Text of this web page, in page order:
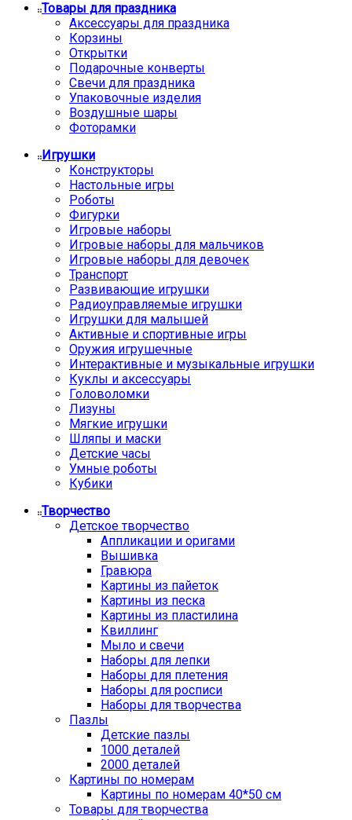
Товары для праздника
Аксессуары для праздника
Корзины
Открытки
Подарочные конверты
Свечи для праздника
Упаковочные изделия
Воздушные шары
Фоторамки
Игрушки
Конструкторы
Настольные игры
Роботы
Фигурки
Игровые наборы
Игровые наборы для мальчиков
Игровые наборы для девочек
Транспорт
Развивающие игрушки
Радиоуправляемые игрушки
Игрушки для малышей
Активные и спортивные игры
Оружия игрушечные
Интерактивные и музыкальные игрушки
Куклы и аксессуары
Головоломки
Лизуны
Мягкие игрушки
Шляпы и маски
Детские часы
Умные роботы
Кубики
Творчество
Детское творчество
Аппликации и оригами
Вышивка
Гравюра
Картины из пайеток
Картины из песка
Картины из пластилина
Квиллинг
Мыло и свечи
Наборы для лепки
Наборы для плетения
Наборы для росписи
Наборы для творчества
Пазлы
Детские пазлы
1000 деталей
2000 деталей
Картины по номерам
Картины по номерам 40*50 см
Товары для творчества